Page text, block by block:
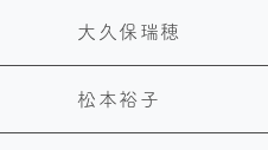
大久保瑞穂
松本裕子